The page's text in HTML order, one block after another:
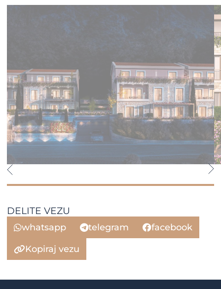
DELITE VEZU
whatsapp telegram
facebook
Kopiraj vezu